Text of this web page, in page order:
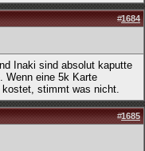
#1684
Inaki sind absolut kaputte
Wenn eine 5k Karte
stimmt was nicht.
#1685